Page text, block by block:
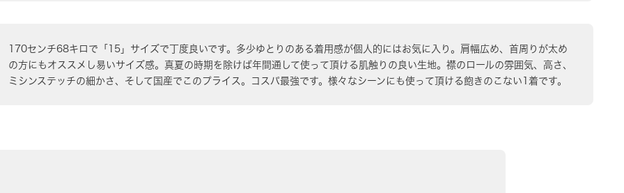
170センチ68キロで「15」サイズで丁度良いです。多少ゆとりのある着用感が個人的にはお気に入り。肩幅広め、首周りが太め
の方にもオススメし易いサイズ感。真夏の時期を除けば年間通して使って頂ける肌触りの良い生地。襟のロールの雰囲気、高さ、
ミシンステッチの細かさ、そして国産でこのプライス。コスパ最強です。様々なシーンにも使って頂ける飽きのこない1着です。